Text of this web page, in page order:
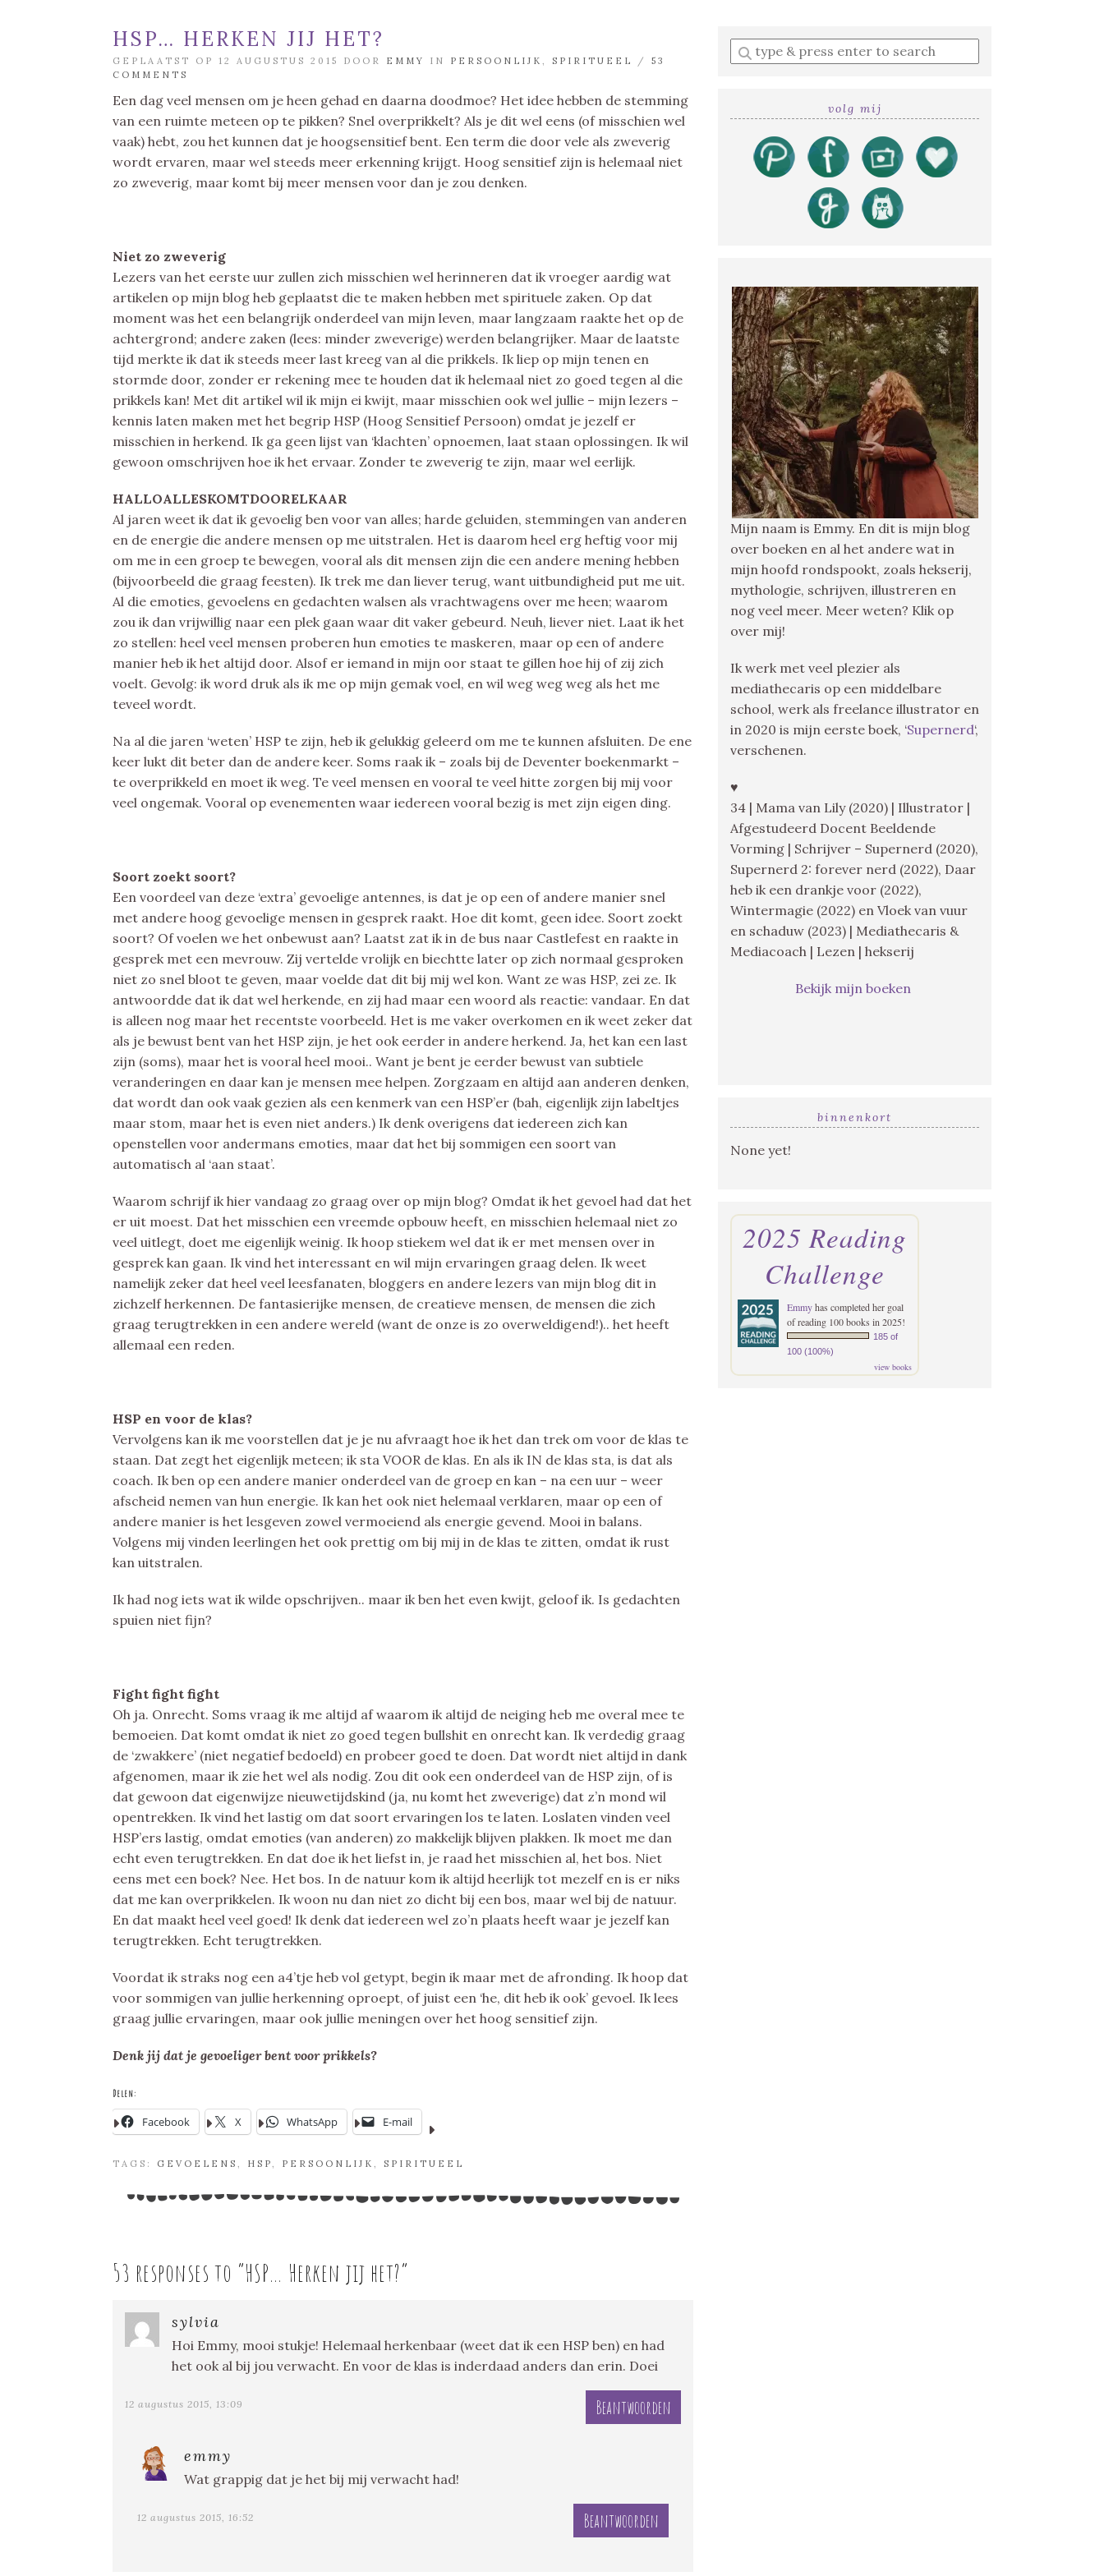
HSP… HERKEN JIJ HET?
GEPLAATST OP 12 AUGUSTUS 2015 DOOR EMMY IN PERSOONLIJK , SPIRITUEEL / 53
COMMENTS
Een dag veel mensen om je heen gehad en daarna doodmoe? Het idee hebben de stemming
van een ruimte meteen op te pikken? Snel overprikkelt? Als je dit wel eens (of misschien wel
vaak) hebt, zou het kunnen dat je hoogsensitief bent. Een term die door vele als zweverig
wordt ervaren, maar wel steeds meer erkenning krijgt. Hoog sensitief zijn is helemaal niet
zo zweverig, maar komt bij meer mensen voor dan je zou denken.
Niet zo zweverig
Lezers van het eerste uur zullen zich misschien wel herinneren dat ik vroeger aardig wat
artikelen op mijn blog heb geplaatst die te maken hebben met spirituele zaken. Op dat
moment was het een belangrijk onderdeel van mijn leven, maar langzaam raakte het op de
achtergrond; andere zaken (lees: minder zweverige) werden belangrijker. Maar de laatste
tijd merkte ik dat ik steeds meer last kreeg van al die prikkels. Ik liep op mijn tenen en
stormde door, zonder er rekening mee te houden dat ik helemaal niet zo goed tegen al die
prikkels kan! Met dit artikel wil ik mijn ei kwijt, maar misschien ook wel jullie – mijn lezers –
kennis laten maken met het begrip HSP (Hoog Sensitief Persoon) omdat je jezelf er
misschien in herkend. Ik ga geen lijst van ‘klachten’ opnoemen, laat staan oplossingen. Ik wil
gewoon omschrijven hoe ik het ervaar. Zonder te zweverig te zijn, maar wel eerlijk.
HALLOALLESKOMTDOORELKAAR
Al jaren weet ik dat ik gevoelig ben voor van alles; harde geluiden, stemmingen van anderen
en de energie die andere mensen op me uitstralen. Het is daarom heel erg heftig voor mij
om me in een groep te bewegen, vooral als dit mensen zijn die een andere mening hebben
(bijvoorbeeld die graag feesten). Ik trek me dan liever terug, want uitbundigheid put me uit.
Al die emoties, gevoelens en gedachten walsen als vrachtwagens over me heen; waarom
zou ik dan vrijwillig naar een plek gaan waar dit vaker gebeurd. Neuh, liever niet. Laat ik het
zo stellen: heel veel mensen proberen hun emoties te maskeren, maar op een of andere
manier heb ik het altijd door. Alsof er iemand in mijn oor staat te gillen hoe hij of zij zich
voelt. Gevolg: ik word druk als ik me op mijn gemak voel, en wil weg weg weg als het me
teveel wordt.
Na al die jaren ‘weten’ HSP te zijn, heb ik gelukkig geleerd om me te kunnen afsluiten. De ene
keer lukt dit beter dan de andere keer. Soms raak ik – zoals bij de Deventer boekenmarkt –
te overprikkeld en moet ik weg. Te veel mensen en vooral te veel hitte zorgen bij mij voor
veel ongemak. Vooral op evenementen waar iedereen vooral bezig is met zijn eigen ding.
Soort zoekt soort?
Een voordeel van deze ‘extra’ gevoelige antennes, is dat je op een of andere manier snel
met andere hoog gevoelige mensen in gesprek raakt. Hoe dit komt, geen idee. Soort zoekt
soort? Of voelen we het onbewust aan? Laatst zat ik in de bus naar Castlefest en raakte in
gesprek met een mevrouw. Zij vertelde vrolijk en biechtte later op zich normaal gesproken
niet zo snel bloot te geven, maar voelde dat dit bij mij wel kon. Want ze was HSP, zei ze. Ik
antwoordde dat ik dat wel herkende, en zij had maar een woord als reactie: vandaar. En dat
is alleen nog maar het recentste voorbeeld. Het is me vaker overkomen en ik weet zeker dat
als je bewust bent van het HSP zijn, je het ook eerder in andere herkend. Ja, het kan een last
zijn (soms), maar het is vooral heel mooi.. Want je bent je eerder bewust van subtiele
veranderingen en daar kan je mensen mee helpen. Zorgzaam en altijd aan anderen denken,
dat wordt dan ook vaak gezien als een kenmerk van een HSP’er (bah, eigenlijk zijn labeltjes
maar stom, maar het is even niet anders.) Ik denk overigens dat iedereen zich kan
openstellen voor andermans emoties, maar dat het bij sommigen een soort van
automatisch al ‘aan staat’.
Waarom schrijf ik hier vandaag zo graag over op mijn blog? Omdat ik het gevoel had dat het
er uit moest. Dat het misschien een vreemde opbouw heeft, en misschien helemaal niet zo
veel uitlegt, doet me eigenlijk weinig. Ik hoop stiekem wel dat ik er met mensen over in
gesprek kan gaan. Ik vind het interessant en wil mijn ervaringen graag delen. Ik weet
namelijk zeker dat heel veel leesfanaten, bloggers en andere lezers van mijn blog dit in
zichzelf herkennen. De fantasierijke mensen, de creatieve mensen, de mensen die zich
graag terugtrekken in een andere wereld (want de onze is zo overweldigend!).. het heeft
allemaal een reden.
HSP en voor de klas?
Vervolgens kan ik me voorstellen dat je je nu afvraagt hoe ik het dan trek om voor de klas te
staan. Dat zegt het eigenlijk meteen; ik sta VOOR de klas. En als ik IN de klas sta, is dat als
coach. Ik ben op een andere manier onderdeel van de groep en kan – na een uur – weer
afscheid nemen van hun energie. Ik kan het ook niet helemaal verklaren, maar op een of
andere manier is het lesgeven zowel vermoeiend als energie gevend. Mooi in balans.
Volgens mij vinden leerlingen het ook prettig om bij mij in de klas te zitten, omdat ik rust
kan uitstralen.
Ik had nog iets wat ik wilde opschrijven.. maar ik ben het even kwijt, geloof ik. Is gedachten
spuien niet fijn?
Fight fight fight
Oh ja. Onrecht. Soms vraag ik me altijd af waarom ik altijd de neiging heb me overal mee te
bemoeien. Dat komt omdat ik niet zo goed tegen bullshit en onrecht kan. Ik verdedig graag
de ‘zwakkere’ (niet negatief bedoeld) en probeer goed te doen. Dat wordt niet altijd in dank
afgenomen, maar ik zie het wel als nodig. Zou dit ook een onderdeel van de HSP zijn, of is
dat gewoon dat eigenwijze nieuwetijdskind (ja, nu komt het zweverige) dat z’n mond wil
opentrekken. Ik vind het lastig om dat soort ervaringen los te laten. Loslaten vinden veel
HSP’ers lastig, omdat emoties (van anderen) zo makkelijk blijven plakken. Ik moet me dan
echt even terugtrekken. En dat doe ik het liefst in, je raad het misschien al, het bos. Niet
eens met een boek? Nee. Het bos. In de natuur kom ik altijd heerlijk tot mezelf en is er niks
dat me kan overprikkelen. Ik woon nu dan niet zo dicht bij een bos, maar wel bij de natuur.
En dat maakt heel veel goed! Ik denk dat iedereen wel zo’n plaats heeft waar je jezelf kan
terugtrekken. Echt terugtrekken.
Voordat ik straks nog een a4’tje heb vol getypt, begin ik maar met de afronding. Ik hoop dat
voor sommigen van jullie herkenning oproept, of juist een ‘he, dit heb ik ook’ gevoel. Ik lees
graag jullie ervaringen, maar ook jullie meningen over het hoog sensitief zijn.
Denk jij dat je gevoeliger bent voor prikkels?
Delen:
Facebook X WhatsApp E-mail
TAGS: GEVOELENS , HSP, PERSOONLIJK , SPIRITUEEL
53 responses to “HSP… Herken jij het?”
sylvia
Hoi Emmy, mooi stukje! Helemaal herkenbaar (weet dat ik een HSP ben) en had
het ook al bij jou verwacht. En voor de klas is inderdaad anders dan erin. Doei
12 augustus 2015, 13:09 Beantwoorden
emmy
Wat grappig dat je het bij mij verwacht had!
12 augustus 2015, 16:52 Beantwoorden
Enter
a
volg mij
Mijn naam is Emmy. En dit is mijn blog
over boeken en al het andere wat in
mijn hoofd rondspookt, zoals hekserij,
mythologie, schrijven, illustreren en
nog veel meer. Meer weten? Klik op
over mij!
Ik werk met veel plezier als
mediathecaris op een middelbare
school, werk als freelance illustrator en
in 2020 is mijn eerste boek, ‘Supernerd‘,
verschenen.
♥
34 | Mama van Lily (2020) | Illustrator |
Afgestudeerd Docent Beeldende
Vorming | Schrijver – Supernerd (2020),
Supernerd 2: forever nerd (2022), Daar
heb ik een drankje voor (2022),
Wintermagie (2022) en Vloek van vuur
en schaduw (2023) | Mediathecaris &
Mediacoach | Lezen | hekserij
Bekijk mijn boeken
binnenkort
None yet!
2025 Reading
Challenge
Emmyhas completed her goal
of reading 100 books in 2025!
185 of
100 (100%)
view books